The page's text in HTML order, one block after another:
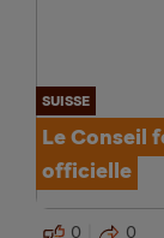
SUISSE
Le Conseil
officielle
0 0